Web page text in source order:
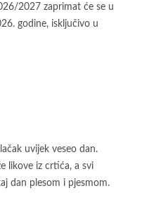
2027 zaprimat će se u
godine, isključivo u
uvijek veseo dan.
likove iz crtića, a svi
dan plesom i pjesmom.